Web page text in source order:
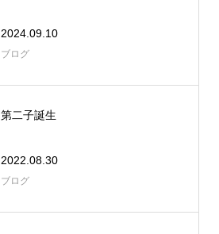
2024.09.10
ブログ
第二子誕生
2022.08.30
ブログ